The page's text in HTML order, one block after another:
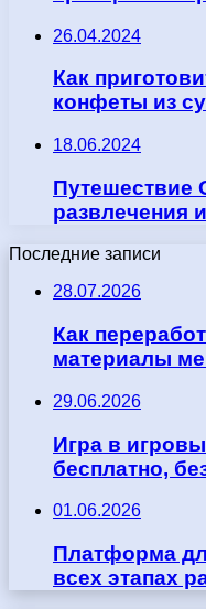
26.04.2024
Как
конфеты из
18.06.2024
Путешествие
развлечения
Последние записи
28.07.2026
Как
материалы
29.06.2026
Игра в
бесплатно,
01.06.2026
Платформа
всех этапах